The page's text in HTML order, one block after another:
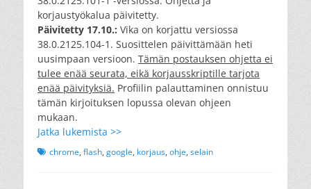
korjaustyökalua päivitetty.
Päivitetty 17.10.: Vika on korjattu versiossa
38.0.2125.104-1. Suosittelen päivittämään heti
uusimpaan versioon. Tämän postauksen ohjetta ei
tulee enää seurata, eikä korjausskriptille tarjota
enää päivityksiä. Profiilin palauttaminen onnistuu
tämän kirjoituksen lopussa olevan ohjeen
mukaan.
Jatka lukemista >>
Tagschrome, flash, google, korjaus, ohje, selain